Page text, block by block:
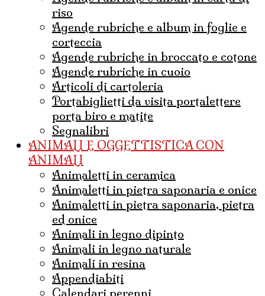
riso
agende rubriche e album in foglie e
corteccia
agende rubriche in broccato e cotone
agende rubriche in cuoio
articoli di cartoleria
portabiglietti da visita portalettere
porta biro e matite
Segnalibri
ANIMALI E OGGETTISTICA CON
ANIMALI
animaletti in ceramica
animaletti in pietra saponaria e onice
Animaletti in pietra saponaria, pietra
ed onice
animali in legno dipinto
animali in legno naturale
animali in resina
appendiabiti
calendari perenni